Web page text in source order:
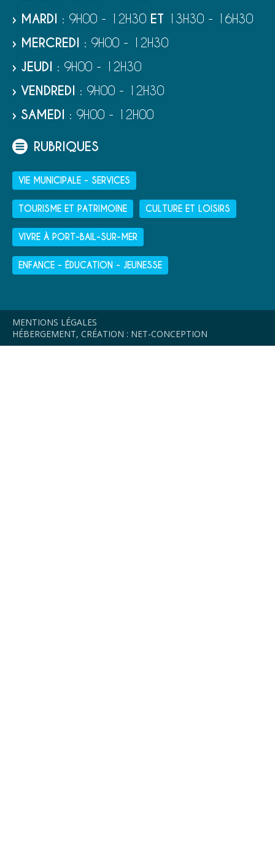
› MARDI : 9H00 - 12H30 ET 13H30 - 16H30
› MERCREDI : 9H00 - 12H30
› JEUDI : 9H00 - 12H30
› VENDREDI : 9H00 - 12H30
› SAMEDI : 9H00 - 12H00
RUBRIQUES
VIE MUNICIPALE - SERVICES
TOURISME ET PATRIMOINE CULTURE ET LOISIRS
VIVRE À PORT-BAIL-SUR-MER
ENFANCE - ÉDUCATION - JEUNESSE
MENTIONS LÉGALES
HÉBERGEMENT, CRÉATION : NET-CONCEPTION